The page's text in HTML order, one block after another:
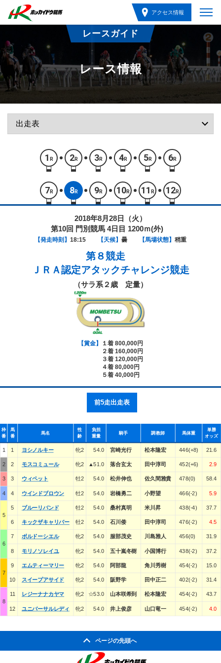
アクセス情報
レースガイド
レース情報
1 R 2R 3R 4R 5R 6R
7 R 8R 9R 10R 11 R 12R
2018年8月28日（火）
第10回 門別競馬 4日目 1200ｍ(外)
【発走時刻】 18:15 【天候】 曇 【馬場状態】 稍重
第８競走
ＪＲＡ認定アタックチャレンジ競走
（サラ系２歳 定量）
【賞金】
１着 800,000円
２着 160,000円
３着 120,000円
４着 80,000円
５着 40,000円
前5走出走表
枠
番
馬
番
馬名
性
齢
負担
重量
騎手 調教師 馬体重
単勝
オッズ
1 1 ヨシノルキー 牝2 54.0 宮崎光行 松本隆宏 446(+8) 21.6
2 2 モスコミュール 牝2 ▲51.0 落合玄太 田中淳司 452(+6) 2.9
3 3 ウィペット 牡2 54.0 松井伸也 佐久間雅貴 478(0) 58.4
4 4 ウインドブロウン 牡2 54.0 岩橋勇二 小野望 466(-2) 5.9
5
5 ブルーリバンド 牡2 54.0 桑村真明 米川昇 438(-4) 37.7
6 キックザキャリバー 牡2 54.0 石川倭 田中淳司 476(-2) 4.5
6
7 ボルドーシエル 牝2 54.0 服部茂史 川島雅人 456(0) 31.9
8 モリノソレイユ 牝2 54.0 五十嵐冬樹 小国博行 438(-2) 37.2
7
9 エムティーマリー 牝2 54.0 阿部龍 角川秀樹 454(-2) 15.0
10 スイープアサイド 牝2 54.0 阪野学 田中正二 402(-2) 31.4
8
11 レジーナナカヤマ 牝2 ☆53.0 山本咲希到 松本隆宏 454(-2) 43.7
12 ユニバーサルレディ 牝2 54.0 井上俊彦 山口竜一 454(-2) 4.0
ページの先頭へ